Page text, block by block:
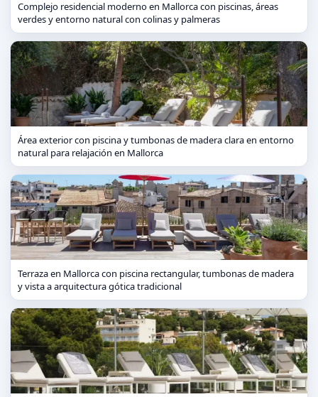
Complejo residencial moderno en Mallorca con piscinas, áreas
verdes y entorno natural con colinas y palmeras
Área exterior con piscina y tumbonas de madera clara en entorno
natural para relajación en Mallorca
Terraza en Mallorca con piscina rectangular, tumbonas de madera
y vista a arquitectura gótica tradicional